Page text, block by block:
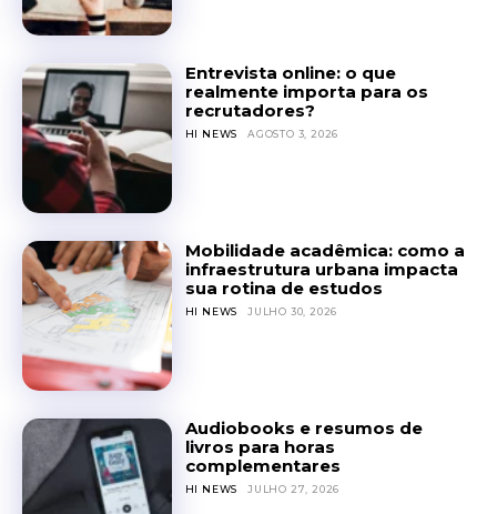
Entrevista online: o que
realmente importa para os
recrutadores?
HI NEWS AGOSTO 3, 2026
Mobilidade acadêmica: como a
infraestrutura urbana impacta
sua rotina de estudos
HI NEWS JULHO 30, 2026
Audiobooks e resumos de
livros para horas
complementares
HI NEWS JULHO 27, 2026